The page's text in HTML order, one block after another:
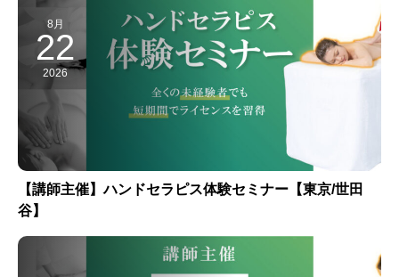
8月
22
2026
【講師主催】ハンドセラピス体験セミナー【東京/世田
谷】